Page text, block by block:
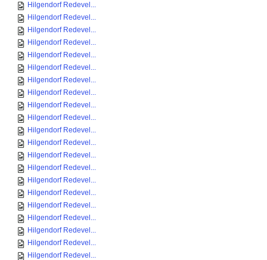
Hilgendorf Redevel...
Hilgendorf Redevel...
Hilgendorf Redevel...
Hilgendorf Redevel...
Hilgendorf Redevel...
Hilgendorf Redevel...
Hilgendorf Redevel...
Hilgendorf Redevel...
Hilgendorf Redevel...
Hilgendorf Redevel...
Hilgendorf Redevel...
Hilgendorf Redevel...
Hilgendorf Redevel...
Hilgendorf Redevel...
Hilgendorf Redevel...
Hilgendorf Redevel...
Hilgendorf Redevel...
Hilgendorf Redevel...
Hilgendorf Redevel...
Hilgendorf Redevel...
Hilgendorf Redevel...